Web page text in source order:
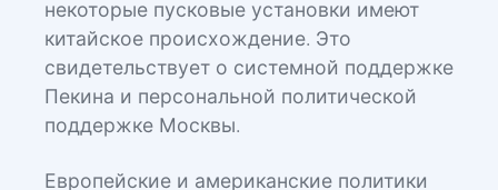
некоторые пусковые установки имеют
китайское происхождение. Это
свидетельствует о системной поддержке
Пекина и персональной политической
поддержке Москвы.
Европейские и американские политики